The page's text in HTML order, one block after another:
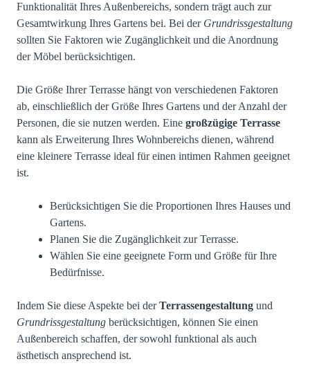
Funktionalität Ihres Außenbereichs, sondern trägt auch zur
Gesamtwirkung Ihres Gartens bei. Bei der Grundrissgestaltung
sollten Sie Faktoren wie Zugänglichkeit und die Anordnung
der Möbel berücksichtigen.
Die Größe Ihrer Terrasse hängt von verschiedenen Faktoren
ab, einschließlich der Größe Ihres Gartens und der Anzahl der
Personen, die sie nutzen werden. Eine großzügige Terrasse
kann als Erweiterung Ihres Wohnbereichs dienen, während
eine kleinere Terrasse ideal für einen intimen Rahmen geeignet
ist.
Berücksichtigen Sie die Proportionen Ihres Hauses und
Gartens.
Planen Sie die Zugänglichkeit zur Terrasse.
Wählen Sie eine geeignete Form und Größe für Ihre
Bedürfnisse.
Indem Sie diese Aspekte bei derTerrassengestaltung und
Grundrissgestaltung berücksichtigen, können Sie einen
Außenbereich schaffen, der sowohl funktional als auch
ästhetisch ansprechend ist.